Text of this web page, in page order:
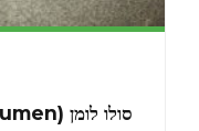
סולו לומן (SOLO Lumen) – היבריד T22/C4